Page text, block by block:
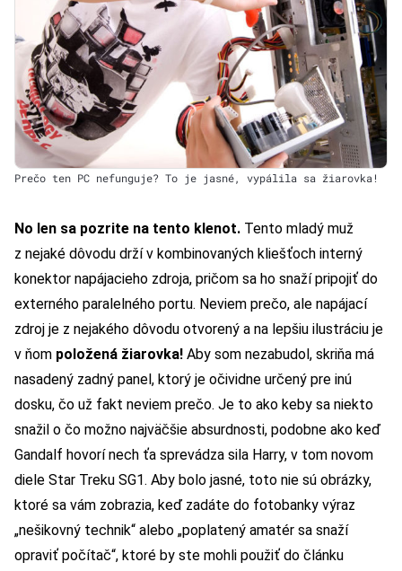
Prečo ten PC nefunguje? To je jasné, vypálila sa žiarovka!
No len sa pozrite na tento klenot. Tento mladý muž
z nejaké dôvodu drží v kombinovaných kliešťoch interný
konektor napájacieho zdroja, pričom sa ho snaží pripojiť do
externého paralelného portu. Neviem prečo, ale napájací
zdroj je z nejakého dôvodu otvorený a na lepšiu ilustráciu je
v ňom položená žiarovka! Aby som nezabudol, skriňa má
nasadený zadný panel, ktorý je očividne určený pre inú
dosku, čo už fakt neviem prečo. Je to ako keby sa niekto
snažil o čo možno najväčšie absurdnosti, podobne ako keď
Gandalf hovorí nech ťa sprevádza sila Harry, v tom novom
diele Star Treku SG1. Aby bolo jasné, toto nie sú obrázky,
ktoré sa vám zobrazia, keď zadáte do fotobanky výraz
„nešikovný technik“ alebo „poplatený amatér sa snaží
opraviť počítač“, ktoré by ste mohli použiť do článku